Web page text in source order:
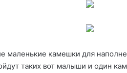
маленькие камешки для
таких вот малыши и один